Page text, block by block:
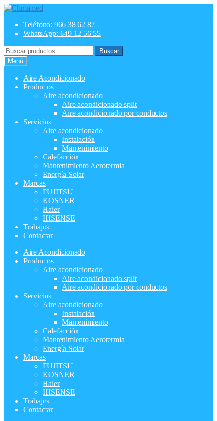
Ir
navegación
Ir
contenidoTeléfono: 966 38 62 87
WhatsApp: 649 12 56 55
Buscar
por:
Buscar
Menú
Aire Acondicionado
Productos
Aire acondicionado
Aire acondicionado split
Aire acondicionado por conductos
Servicios
Aire acondicionado
Instalación
Mantenimiento
Calefacción
Mantenimiento Aerotermia
Energía Solar
Marcas
FUJITSU
KOSNER
Haier
HISENSE
Trabajos
Contactar
Aire Acondicionado
Productos
Aire acondicionado
Aire acondicionado split
Aire acondicionado por conductos
Servicios
Aire acondicionado
Instalación
Mantenimiento
Calefacción
Mantenimiento Aerotermia
Energía Solar
Marcas
FUJITSU
KOSNER
Haier
HISENSE
Trabajos
Contactar